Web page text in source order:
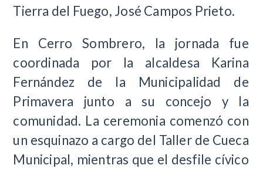
Tierra del Fuego, José Campos Prieto.
En Cerro Sombrero, la jornada fue
coordinada por la alcaldesa Karina
Fernández de la Municipalidad de
Primavera junto a su concejo y la
comunidad. La ceremonia comenzó con
un esquinazo a cargo del Taller de Cueca
Municipal, mientras que el desfile cívico